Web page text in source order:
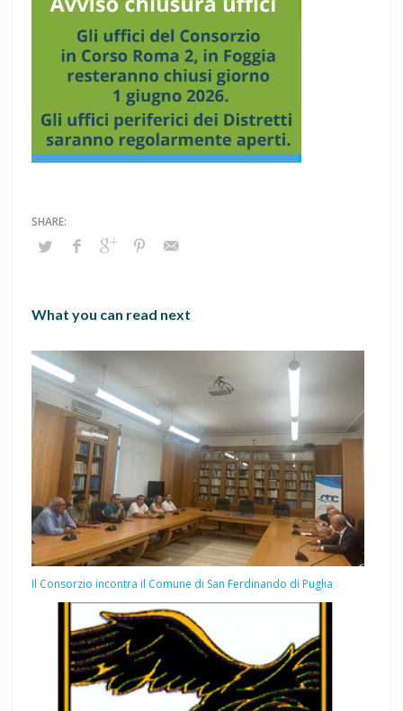
What you can read next
Il Consorzio incontra il Comune di San Ferdinando di Puglia